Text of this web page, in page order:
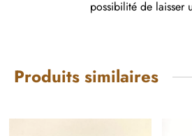
possibilité de laisser
Produits similaires